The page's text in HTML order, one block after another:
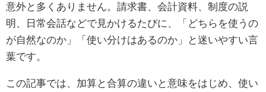
意外と多くありません。請求書、会計資料、制度の説
明、日常会話などで見かけるたびに、「どちらを使うの
が自然なのか」「使い分けはあるのか」と迷いやすい言
葉です。
この記事では、加算と合算の違いと意味をはじめ、使い